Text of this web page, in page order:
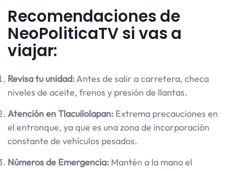
Recomendaciones de
NeoPoliticaTV si vas a
viajar:
Revisa tu unidad:Antes de salir a carretera, checa
niveles de aceite, frenos y presión de llantas.
Atención en Tlacuilolapan: Extrema precauciones en
el entronque, ya que es una zona de incorporación
constante de vehículos pesados.
Números de Emergencia: Mantén a la mano el